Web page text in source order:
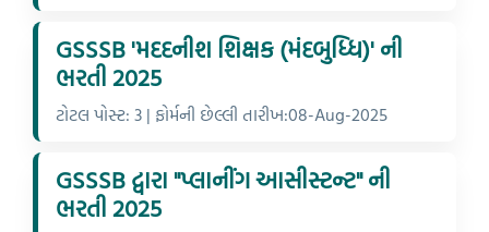
GSSSB 'મદદનીશ શિક્ષક (મંદબુધ્ધિ)' ની
ભરતી 2025
ટોટલ પોસ્ટ: 3 | ફોર્મની છેલ્લી તારીખ:08-Aug-2025
GSSSB દ્વારા "પ્લાનીંગ આસીસ્ટન્ટ" ની
ભરતી 2025